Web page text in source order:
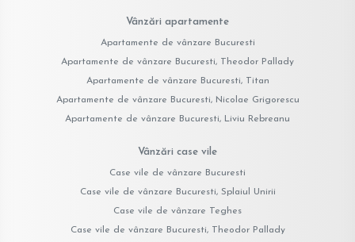
Vânzări apartamente
Apartamente de vânzare Bucuresti
Apartamente de vânzare Bucuresti, Theodor Pallady
Apartamente de vânzare Bucuresti, Titan
Apartamente de vânzare Bucuresti, Nicolae Grigorescu
Apartamente de vânzare Bucuresti, Liviu Rebreanu
Vânzări case vile
Case vile de vânzare Bucuresti
Case vile de vânzare Bucuresti, Splaiul Unirii
Case vile de vânzare Teghes
Case vile de vânzare Bucuresti, Theodor Pallady